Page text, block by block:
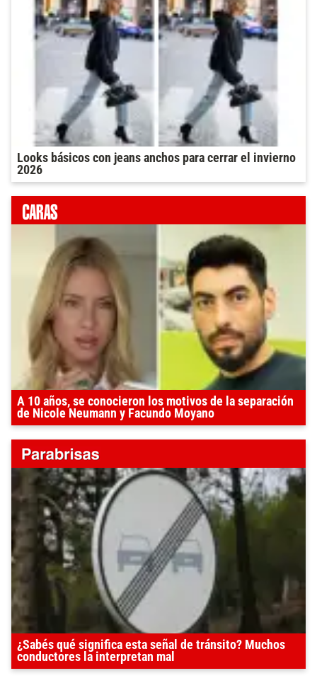
Looks básicos con jeans anchos para cerrar el invierno
2026
A 10 años, se conocieron los motivos de la separación
de Nicole Neumann y Facundo Moyano
¿Sabés qué significa esta señal de tránsito? Muchos
conductores la interpretan mal